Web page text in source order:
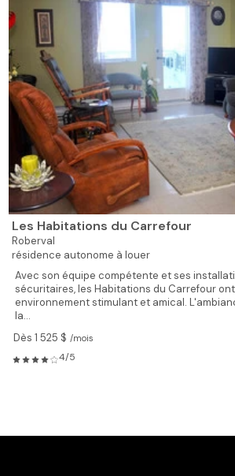
Les Habitations du Carrefour
Roberval
résidence autonome à louer
Avec son équipe compétente et ses
sécuritaires, les Habitations du Carrefour
environnement stimulant et amical.
la...
Dès 1 525 $ /mois
4/5